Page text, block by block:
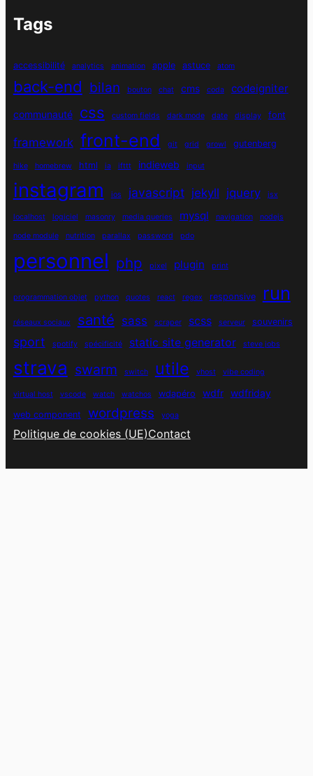
Tags
accessibilité analytics animation apple astuce atom
back-end bilan bouton chat cms coda codeigniter
communauté css custom fields dark mode date display font
framework front-end git grid growl gutenberg
hike homebrew html ia ifttt indieweb input
instagram ios javascript jekyll jquery jsx
localhost logiciel masonry media queries mysql navigation nodejs
node module nutrition parallax password pdo
personnel php pixel plugin print
programmation objet python quotes react regex responsive run
réseaux sociaux santé sass scraper scss serveur souvenirs
sport spotify spécificité static site generator steve jobs
strava swarm switch utile vhost vibe coding
virtual host vscode watch watchos wdapéro wdfr wdfriday
web component wordpress yoga
Politique de cookies (UE)Contact